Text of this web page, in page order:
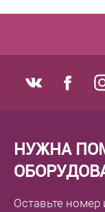
НУЖНА
Оставьте номер